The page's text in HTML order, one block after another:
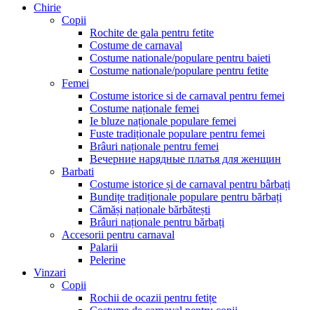
Chirie
Copii
Rochite de gala pentru fetite
Costume de carnaval
Costume nationale/populare pentru baieti
Costume nationale/populare pentru fetite
Femei
Costume istorice si de carnaval pentru femei
Costume naționale femei
Ie bluze naționale populare femei
Fuste tradiționale populare pentru femei
Brâuri naționale pentru femei
Вечерние нарядные платья для женщин
Barbati
Costume istorice și de carnaval pentru bârbați
Bundițe tradiționale populare pentru bărbați
Cămăși naționale bărbătești
Brâuri naționale pentru bărbați
Accesorii pentru carnaval
Palarii
Pelerine
Vinzari
Copii
Rochii de ocazii pentru fetițe